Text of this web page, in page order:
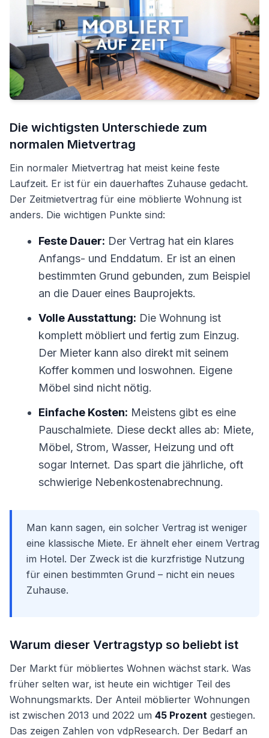
Die wichtigsten Unterschiede zum
normalen Mietvertrag
Ein normaler Mietvertrag hat meist keine feste
Laufzeit. Er ist für ein dauerhaftes Zuhause gedacht.
Der Zeitmietvertrag für eine möblierte Wohnung ist
anders. Die wichtigen Punkte sind:
Feste Dauer: Der Vertrag hat ein klares
Anfangs- und Enddatum. Er ist an einen
bestimmten Grund gebunden, zum Beispiel
an die Dauer eines Bauprojekts.
Volle Ausstattung: Die Wohnung ist
komplett möbliert und fertig zum Einzug.
Der Mieter kann also direkt mit seinem
Koffer kommen und loswohnen. Eigene
Möbel sind nicht nötig.
Einfache Kosten: Meistens gibt es eine
Pauschalmiete. Diese deckt alles ab: Miete,
Möbel, Strom, Wasser, Heizung und oft
sogar Internet. Das spart die jährliche, oft
schwierige Nebenkostenabrechnung.
Man kann sagen, ein solcher Vertrag ist weniger
eine klassische Miete. Er ähnelt eher einem Vertrag
im Hotel. Der Zweck ist die kurzfristige Nutzung
für einen bestimmten Grund – nicht ein neues
Zuhause.
Warum dieser Vertragstyp so beliebt ist
Der Markt für möbliertes Wohnen wächst stark. Was
früher selten war, ist heute ein wichtiger Teil des
Wohnungsmarkts. Der Anteil möblierter Wohnungen
ist zwischen 2013 und 2022 um 45 Prozent gestiegen.
Das zeigen Zahlen von vdpResearch. Der Bedarf an